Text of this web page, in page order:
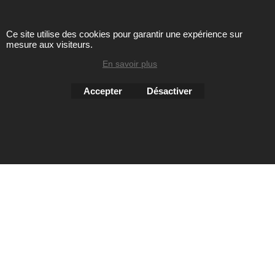
Toute reproduction de textes, photos ou autres éléments des
peine de poursuites
Ce site utilise des cookies pour garantir une expérience sur
mesure aux visiteurs.
En savoir plus
Accepter Désactiver